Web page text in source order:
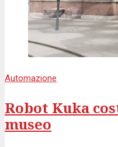
Automazione
Robot Kuka
museo